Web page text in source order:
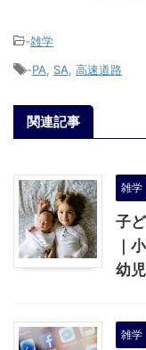
-雑学
-PA SA 高速道路
関連記事
雑学
子
｜
幼
雑学